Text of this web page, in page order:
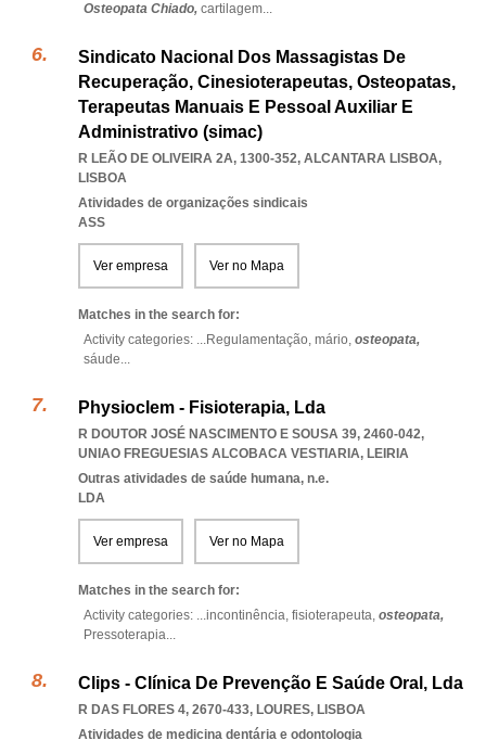
Osteopata Chiado, cartilagem...
Sindicato Nacional Dos Massagistas De
Recuperação, Cinesioterapeutas, Osteopatas,
Terapeutas Manuais E Pessoal Auxiliar E
Administrativo (simac)
R LEÃO DE OLIVEIRA 2A, 1300-352, ALCANTARA LISBOA,
LISBOA
Atividades de organizações sindicais
ASS
Ver empresa Ver no Mapa
Matches in the search for:
Activity categories: ...Regulamentação, mário, osteopata,
sáude...
Physioclem - Fisioterapia, Lda
R DOUTOR JOSÉ NASCIMENTO E SOUSA 39, 2460-042,
UNIAO FREGUESIAS ALCOBACA VESTIARIA, LEIRIA
Outras atividades de saúde humana, n.e.
LDA
Ver empresa Ver no Mapa
Matches in the search for:
Activity categories: ...incontinência, fisioterapeuta, osteopata,
Pressoterapia...
Clips - Clínica De Prevenção E Saúde Oral, Lda
R DAS FLORES 4, 2670-433, LOURES, LISBOA
Atividades de medicina dentária e odontologia